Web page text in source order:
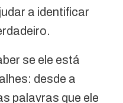
a identificar
se ele está
desde a
palavras que ele